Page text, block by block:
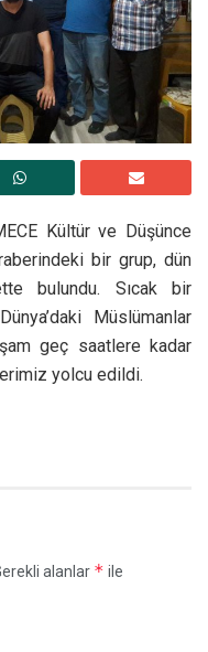
Kültür ve Düşünce
bir grup, dün
bulundu. Sıcak bir
Müslümanlar
geç saatlere kadar
yolcu edildi.
alanlar * ile